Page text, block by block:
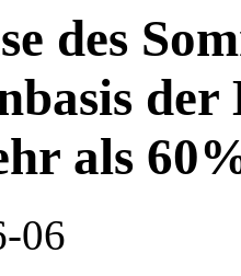
des
als
06